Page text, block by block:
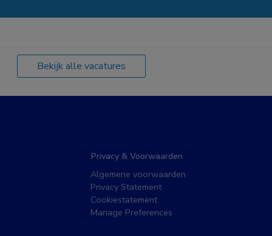
Bekijk alle vacatures
Privacy & Voorwaarden
Algemene voorwaarden
Privacy Statement
Cookiestatement
Manage Preferences